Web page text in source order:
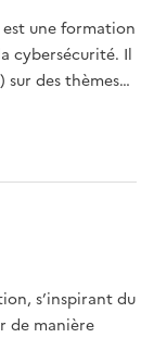
est une formation
Il
sur des thèmes
Chaque unité
s’inspirant du
de manière